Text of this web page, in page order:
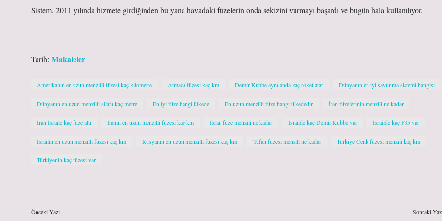
Sistem, 2011 yılında hizmete girdiğinden bu yana havadaki füzelerin onda sekizini vurmayı başardı ve bugün hala kullanılıyor.
Tarih: Makaleler
Amerikanın en uzun menzilli füzesi kaç kilometre Atmaca füzesi kaç km Demir Kubbe aynı anda kaç roket atar Dünyanın en iyi savunma sistemi hangisi
Dünyanın en uzun menzilli silahı kaç metre En iyi füze hangi ülkede En uzun menzilli füze hangi ülkededir İran füzelerinin menzili ne kadar
İran İsraile kaç füze attı İranın en uzun menzilli füzesi kaç km İsrail füze menzili ne kadar İsrailde kaç Demir Kubbe var İsrailde kaç F35 var
İsrailin en uzun menzilli füzesi kaç km Rusyanın en uzun menzilli füzesi kaç km Tufan füzesi menzili ne kadar Türkiye Cenk füzesi menzili kaç km
Türkiyenin kaç füzesi var
Önceki Yazı Sonraki